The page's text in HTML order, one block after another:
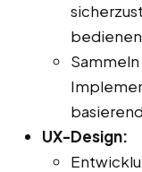
UX-Design: